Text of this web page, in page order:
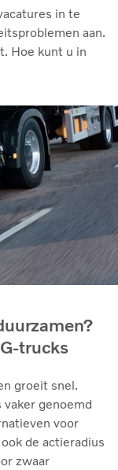
in te
aan.
Hoe kunt u in
trucks
groeit snel.
vaker genoemd
voor
de actieradius
zwaar